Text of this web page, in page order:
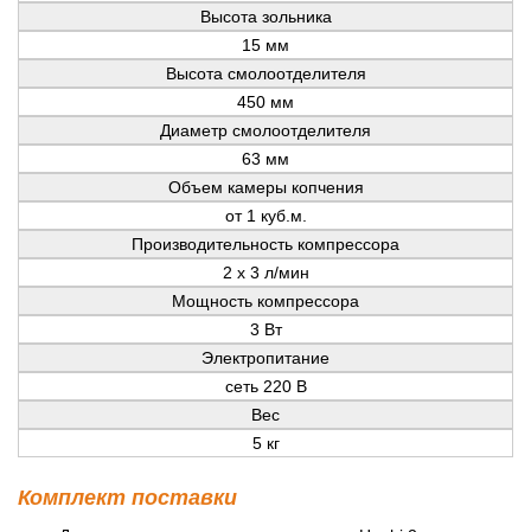
Высота зольника
15 мм
Высота смолоотделителя
450 мм
Диаметр смолоотделителя
63 мм
Объем камеры копчения
от 1 куб.м.
Производительность компрессора
2 х 3 л/мин
Мощность компрессора
3 Вт
Электропитание
сеть 220 В
Вес
5 кг
Комплект поставки